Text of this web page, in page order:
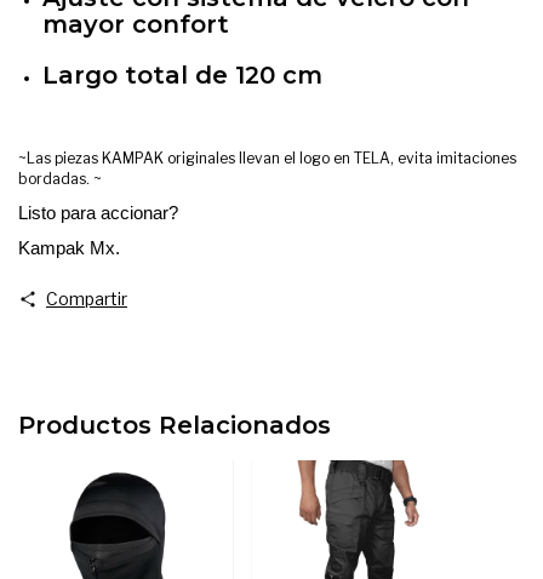
mayor confort
Largo total de 120 cm
~Las piezas KAMPAK originales llevan el logo en TELA, evita imitaciones
bordadas. ~
Listo para accionar?
Kampak Mx.
Compartir
Productos Relacionados